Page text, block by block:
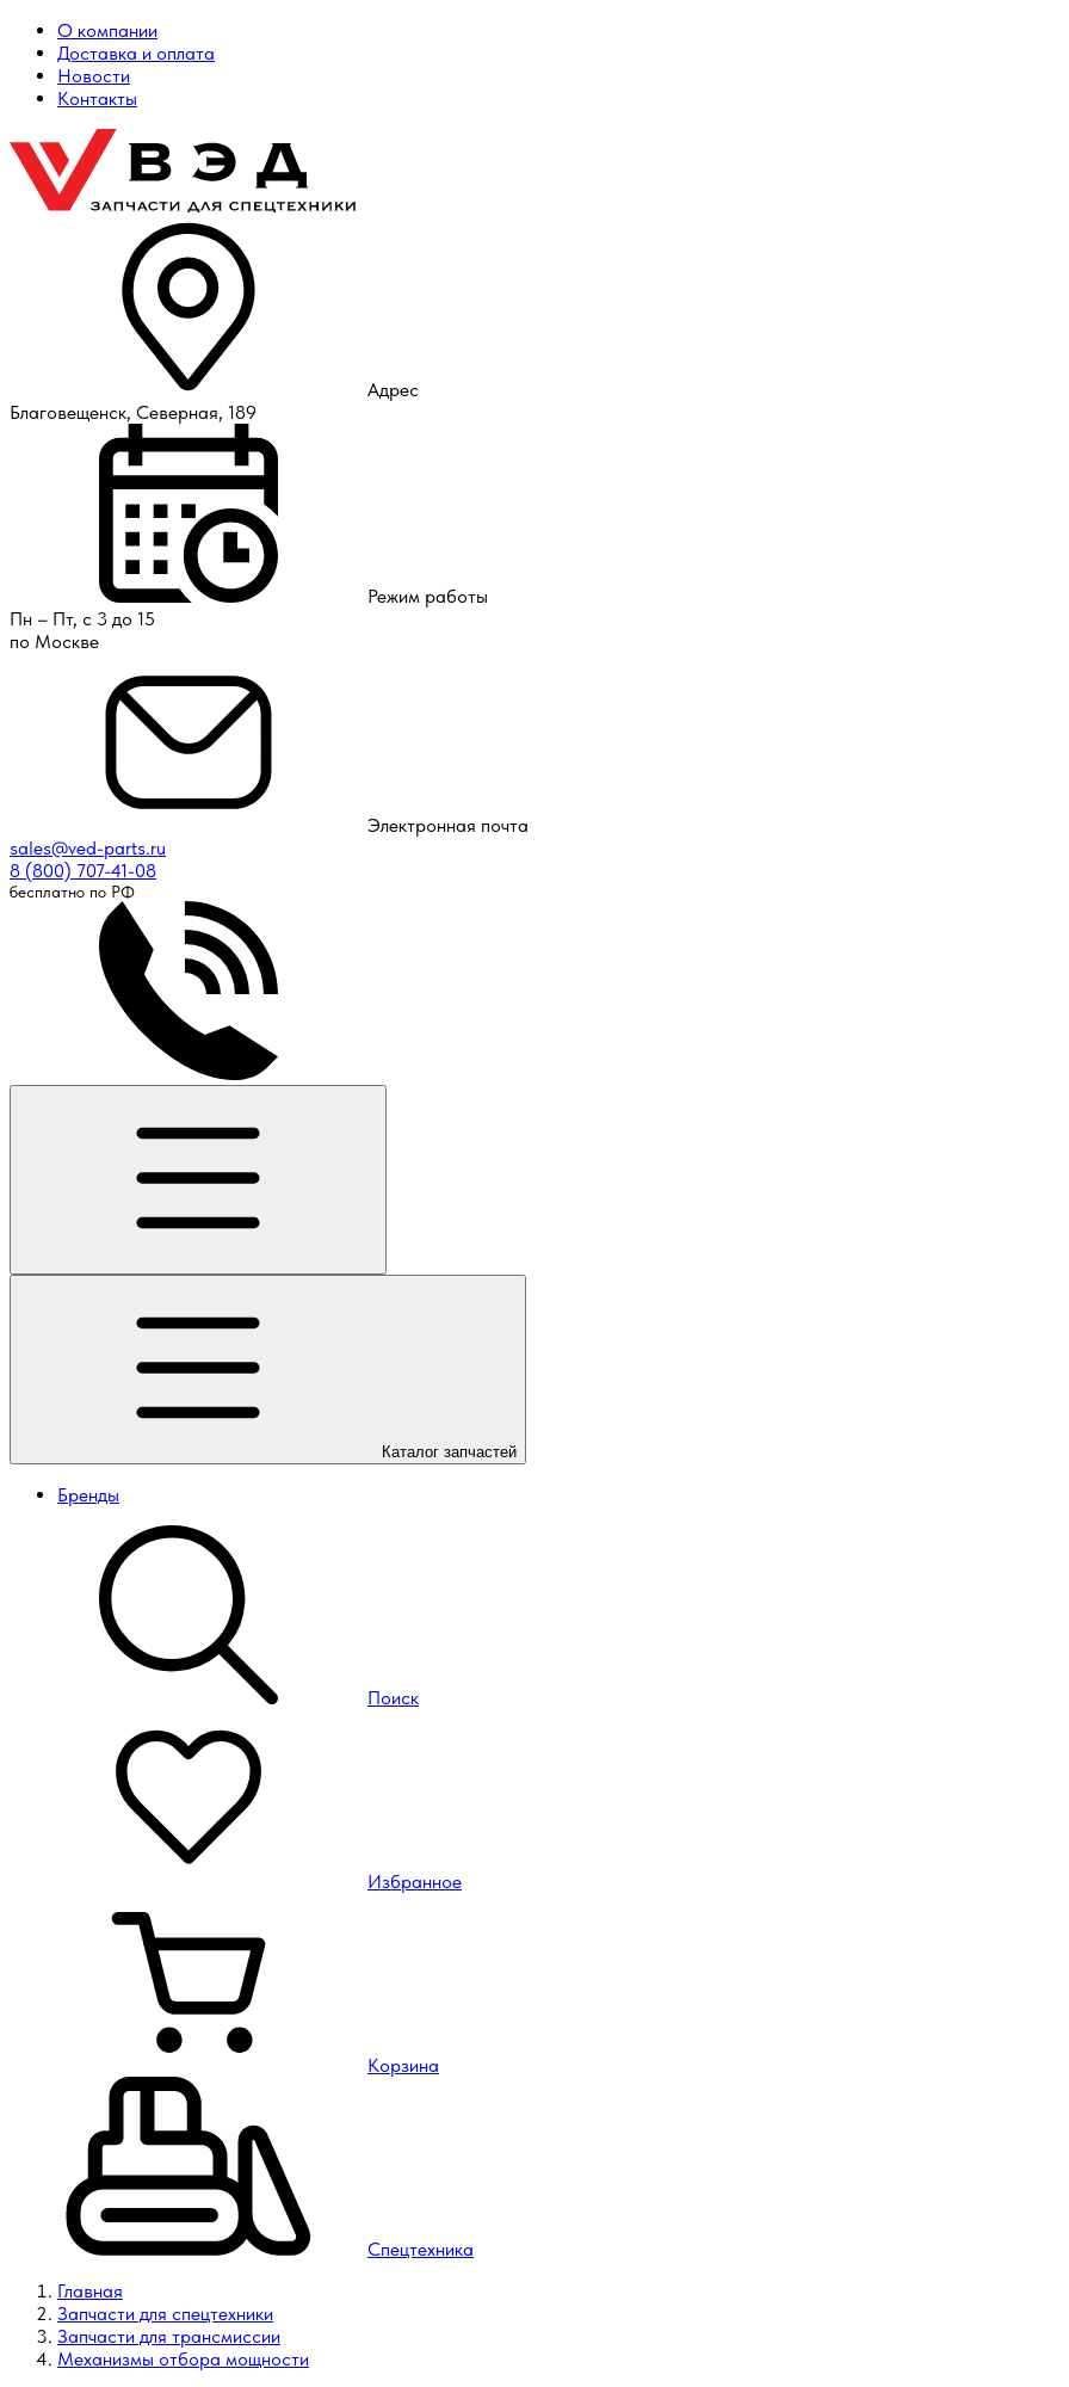
О компании
Доставка и оплата
Новости
Контакты
Адрес
Благовещенск, Северная, 189
Режим работы
Пн – Пт, с 3 до 15
по Москве
Электронная почта
sales@ved-parts.ru
8 (800) 707-41-08
бесплатно по РФ
Каталог запчастей
Бренды
Поиск
Избранное
Корзина
Спецтехника
Главная
Запчасти для спецтехники
Запчасти для трансмиссии
Механизмы отбора мощности